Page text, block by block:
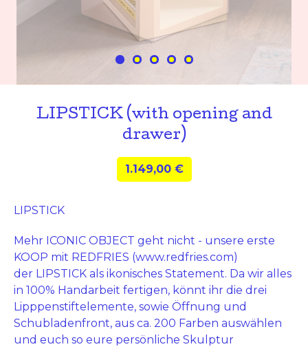
LIPSTICK (with opening and
drawer)
1.149,00 €
LIPSTICK
Mehr ICONIC OBJECT geht nicht - unsere erste
KOOP mit REDFRIES (www.redfries.com)
der LIPSTICK als ikonisches Statement. Da wir alles
in 100% Handarbeit fertigen, könnt ihr die drei
Lipppenstiftelemente, sowie Öffnung und
Schubladenfront, aus ca. 200 Farben auswählen
und euch so eure persönliche Skulptur